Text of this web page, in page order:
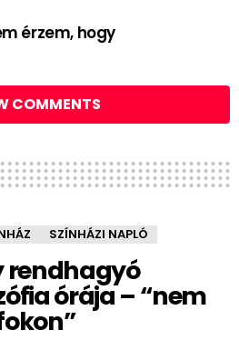
érzem, hogy
COMMENTS
SZÍNHÁZI NAPLÓ
rendhagyó
órája – “nem